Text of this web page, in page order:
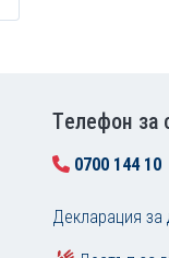
Tелефон за
0700 144 10
Декларация за